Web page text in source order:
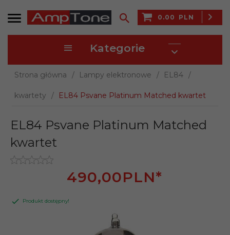
0.00 PLN
Kategorie
Strona główna Lampy elektronowe EL84
kwartety EL84 Psvane Platinum Matched kwartet
EL84 Psvane Platinum Matched
kwartet
490,00PLN*
Produkt dostępny!